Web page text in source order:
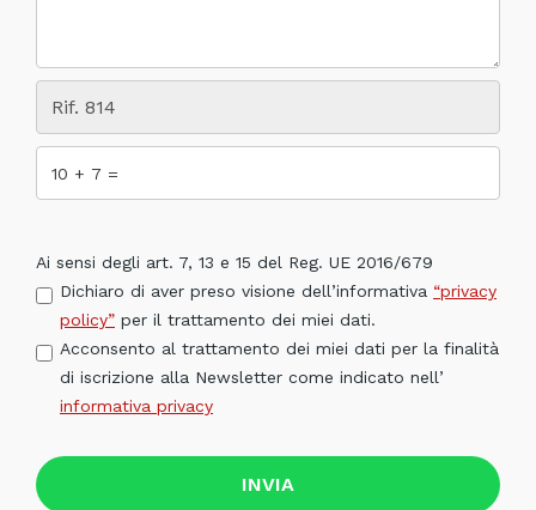
Ai sensi degli art. 7, 13 e 15 del Reg. UE 2016/679
Dichiaro di aver preso visione dell’informativa “privacy
policy” per il trattamento dei miei dati.
Acconsento al trattamento dei miei dati per la finalità
di iscrizione alla Newsletter come indicato nell’
informativa privacy
INVIA